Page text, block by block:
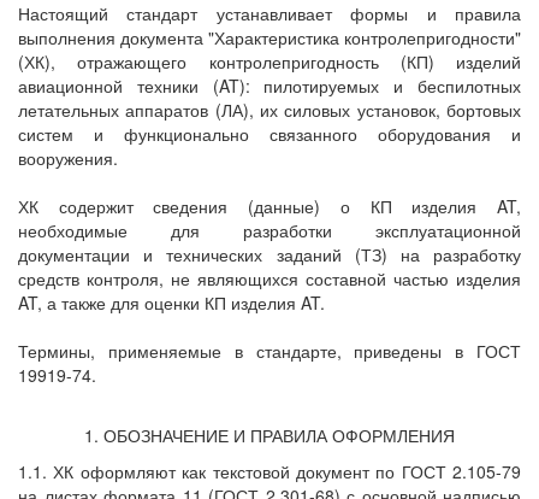
Настоящий стандарт устанавливает формы и правила
выполнения документа "Характеристика контролепригодности"
(ХК), отражающего контролепригодность (КП) изделий
авиационной техники (AT): пилотируемых и беспилотных
летательных аппаратов (ЛА), их силовых установок, бортовых
систем и функционально связанного оборудования и
вооружения.
ХК содержит сведения (данные) о КП изделия AT,
необходимые для разработки эксплуатационной
документации и технических заданий (ТЗ) на разработку
средств контроля, не являющихся составной частью изделия
AT, а также для оценки КП изделия AT.
Термины, применяемые в стандарте, приведены в ГОСТ
19919-74.
1. ОБОЗНАЧЕНИЕ И ПРАВИЛА ОФОРМЛЕНИЯ
1.1. ХК оформляют как текстовой документ по ГОСТ 2.105-79